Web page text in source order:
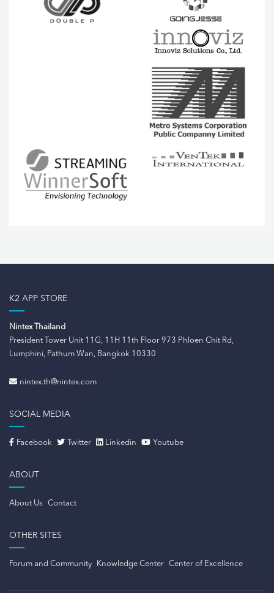
K2 APP STORE
Nintex Thailand
President Tower Unit 11G, 11H 11th Floor 973 Phloen Chit Rd,
Lumphini, Pathum Wan, Bangkok 10330
nintex.th@nintex.com
ABOUT
About Us Contact
OTHER SITES
Forum and Community Knowledge Center Center of Excellence
SOCIAL MEDIA
Facebook Twitter Linkedin Youtube